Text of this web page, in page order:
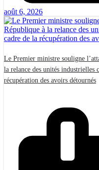
août 6, 2026
Le Premier ministre souligne
la relance des unités industrielles
récupération des avoirs détournés